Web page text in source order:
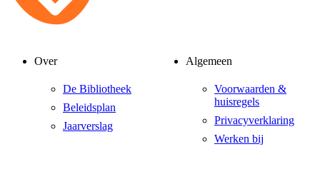
Over
De Bibliotheek
Beleidsplan
Jaarverslag
Algemeen
Voorwaarden &
huisregels
Privacyverklaring
Werken bij